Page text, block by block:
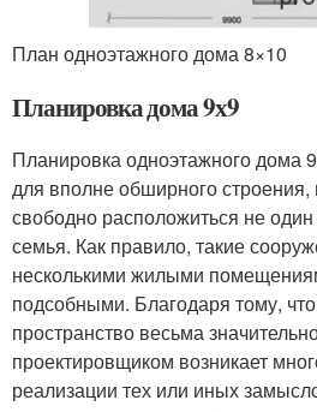
План одноэтажного дома 8×10
Планировка дома 9х9
Планировка одноэтажного дома
для вполне обширного
свободно расположиться не
семья. Как правило, такие
несколькими жилыми
подсобными. Благодаря тому,
пространство весьма
проектировщиком возникает
реализации тех или иных